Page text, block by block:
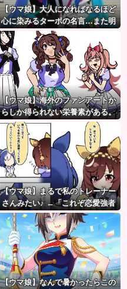
【ウマ娘】大人になればなるほど
心に染みるターボの名言…また明
日も遊ぼうな…
【ウマ娘】海外のファンアートか
らしか得られない栄養素がある。
←「おデジ以外味付けが濃い
な…」
【ウマ娘】まるで私のトレーナー
さんみたい♪ ←「これぞ恋愛強者
スペ一族…」
【ウマ娘】なんで暑かったらこの